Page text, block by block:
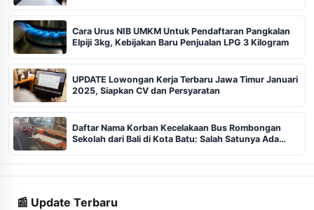
Cara Urus NIB UMKM Untuk Pendaftaran Pangkalan
Elpiji 3kg, Kebijakan Baru Penjualan LPG 3 Kilogram
UPDATE Lowongan Kerja Terbaru Jawa Timur Januari
2025, Siapkan CV dan Persyaratan
Daftar Nama Korban Kecelakaan Bus Rombongan
Sekolah dari Bali di Kota Batu: Salah Satunya Ada
📰 Update Terbaru